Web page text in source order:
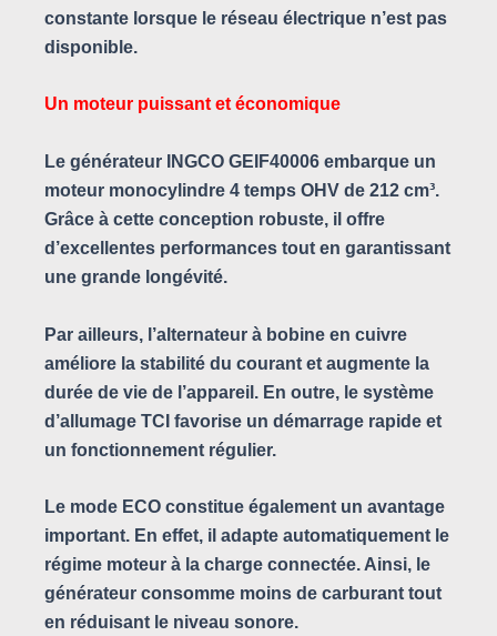
constante lorsque le réseau électrique n’est pas
disponible.
Un moteur puissant et économique
Le générateur INGCO GEIF40006 embarque un
moteur monocylindre 4 temps OHV de 212 cm³.
Grâce à cette conception robuste, il offre
d’excellentes performances tout en garantissant
une grande longévité.
Par ailleurs, l’alternateur à bobine en cuivre
améliore la stabilité du courant et augmente la
durée de vie de l’appareil. En outre, le système
d’allumage TCI favorise un démarrage rapide et
un fonctionnement régulier.
Le mode ECO constitue également un avantage
important. En effet, il adapte automatiquement le
régime moteur à la charge connectée. Ainsi, le
générateur consomme moins de carburant tout
en réduisant le niveau sonore.